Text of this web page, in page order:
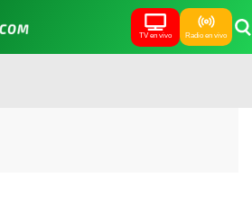
TV en vivo Radio en vivo